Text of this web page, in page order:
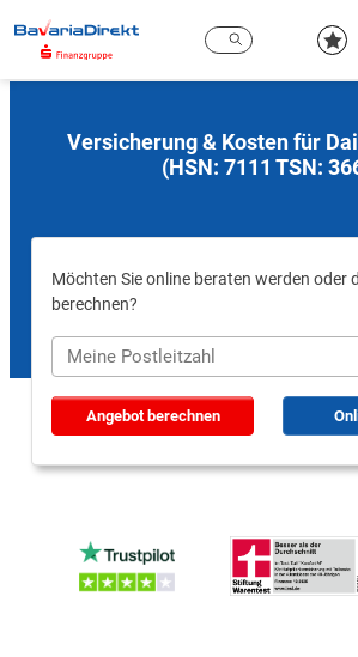
Hauptinhalt
Versicherung & Kosten für
(HSN: 7111 TSN:
Möchten Sie online beraten werden oder
berechnen?
Angebot berechnen